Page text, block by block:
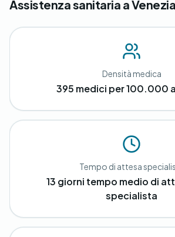
Assistenza sanitaria a Venezia
Densità medica
395 medici per 100.000
Tempo di attesa
13 giorni tempo medio di
specialista